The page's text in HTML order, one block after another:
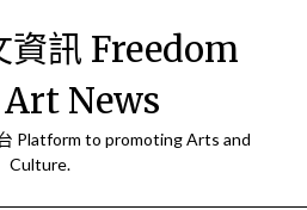
資訊 Freedom
News
Platform to promoting Arts and
Culture.